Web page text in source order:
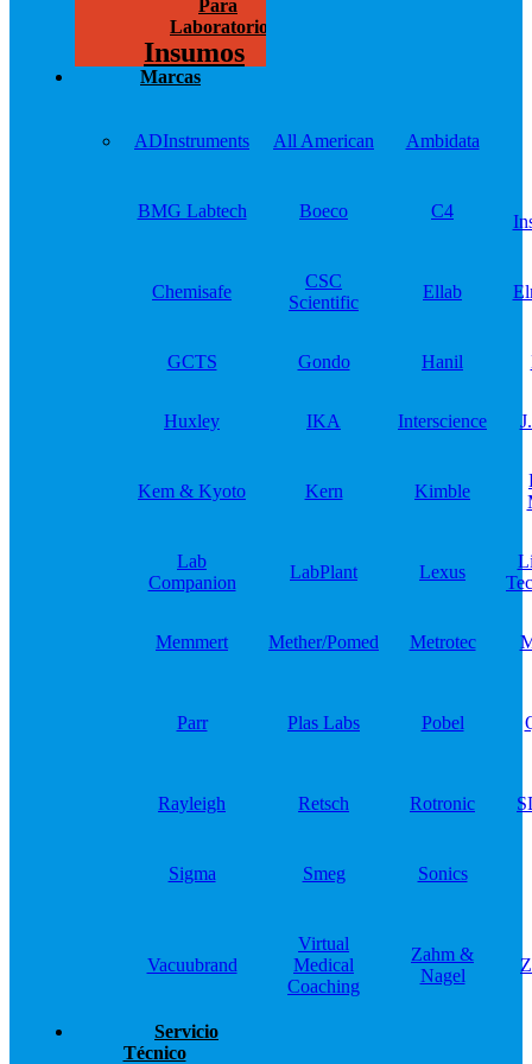
Para
Laboratorios
Insumos
Marcas
ADInstruments All American Ambidata
BMG Labtech Boeco C4
Chemisafe
CSC
Scientific
Ellab
GCTS Gondo Hanil
Huxley IKA Interscience
Kem & Kyoto Kern Kimble
Lab
Companion
LabPlant Lexus
Memmert Mether/Pomed Metrotec
Parr Plas Labs Pobel
Rayleigh Retsch Rotronic
Sigma Smeg Sonics
Vacuubrand
Virtual
Medical
Coaching
Zahm &
Nagel
Servicio
Técnico